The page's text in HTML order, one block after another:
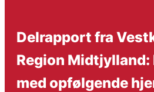
Delrapport fra
Region
med opfølgende